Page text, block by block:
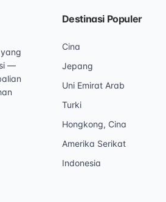
—
Destinasi Populer
Cina
Jepang
Uni Emirat Arab
Turki
Hongkong, Cina
Amerika Serikat
Indonesia